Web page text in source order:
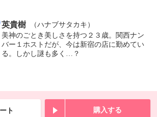
英貴樹
（ハナブサタカキ）
美神のごとき美しさを持つ２３歳。関西ナン
バー１ホストだが、今は新宿の店に勤めてい
る。しかし謎も多く…？
ト 購入する